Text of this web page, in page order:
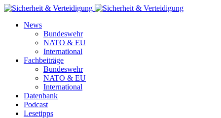
News
Bundeswehr
NATO & EU
International
Fachbeiträge
Bundeswehr
NATO & EU
International
Datenbank
Podcast
Lesetipps